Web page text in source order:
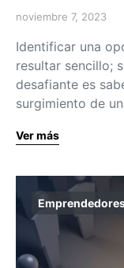
noviembre 7, 2023
Identificar una
resultar sencillo;
desafiante es
surgimiento de
Ver más